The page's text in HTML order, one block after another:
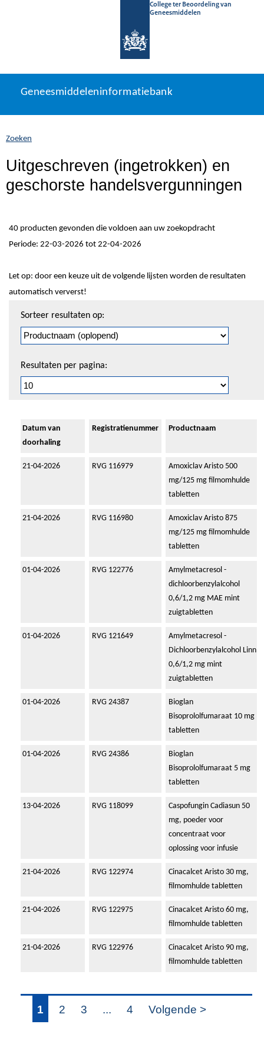
College ter Beoordeling van
Geneesmiddelen
naar
Geneesmiddeleninformatiebank
U
zich
hier:
Geneesmiddeleninformatiebank
Zoeken
Uitgeschreven (ingetrokken) en
geschorste handelsvergunningen
40 producten gevonden die voldoen aan uw zoekopdracht
Periode: 22-03-2026 tot 22-04-2026
Let op: door een keuze uit de volgende lijsten worden de resultaten
automatisch ververst!
pagineren
Sorteer resultaten op:
Resultaten per pagina:
Datum van
doorhaling
Registratienummer Productnaam
21-04-2026 RVG 116979
Amoxiclav Aristo 500
mg/125 mg filmomhulde
tabletten
21-04-2026 RVG 116980
Amoxiclav Aristo 875
mg/125 mg filmomhulde
tabletten
01-04-2026 RVG 122776
Amylmetacresol -
dichloorbenzylalcohol
0,6/1,2 mg MAE mint
zuigtabletten
01-04-2026 RVG 121649
Amylmetacresol -
Dichloorbenzylalcohol Linn
0,6/1,2 mg mint
zuigtabletten
01-04-2026 RVG 24387
Bioglan
Bisoprololfumaraat 10 mg
tabletten
01-04-2026 RVG 24386
Bioglan
Bisoprololfumaraat 5 mg
tabletten
13-04-2026 RVG 118099
Caspofungin Cadiasun 50
mg, poeder voor
concentraat voor
oplossing voor infusie
21-04-2026 RVG 122974
Cinacalcet Aristo 30 mg,
filmomhulde tabletten
21-04-2026 RVG 122975
Cinacalcet Aristo 60 mg,
filmomhulde tabletten
21-04-2026 RVG 122976
Cinacalcet Aristo 90 mg,
filmomhulde tabletten
1 2 3 ... 4 Volgende >